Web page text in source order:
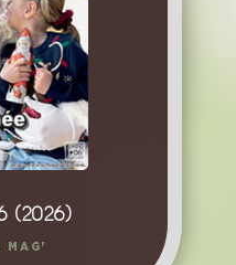
(2026)
MAG'